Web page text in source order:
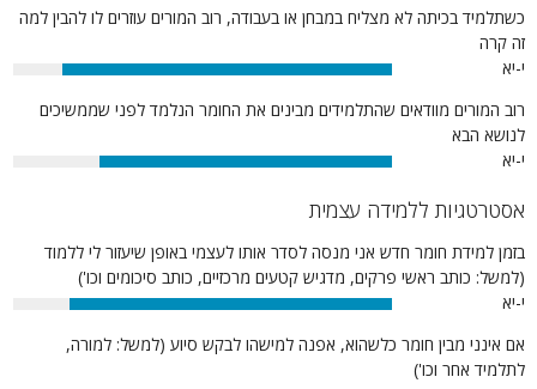
כשתלמיד בכיתה לא מצליח במבחן או בעבודה, רוב המורים עוזרים לו להבין למה
זה קרה
י-יא
87%
רוב המורים מוודאים שהתלמידים מבינים את החומר הנלמד לפני שממשיכים
לנושא הבא
י-יא
77%
אסטרטגיות ללמידה עצמית
בזמן למידת חומר חדש אני מנסה לסדר אותו לעצמי באופן שיעזור לי ללמוד
(למשל: כותב ראשי פרקים, מדגיש קטעים מרכזיים, כותב סיכומים וכו')
י-יא
85%
אם אינני מבין חומר כלשהוא, אפנה למישהו לבקש סיוע (למשל: למורה,
לתלמיד אחר וכו')